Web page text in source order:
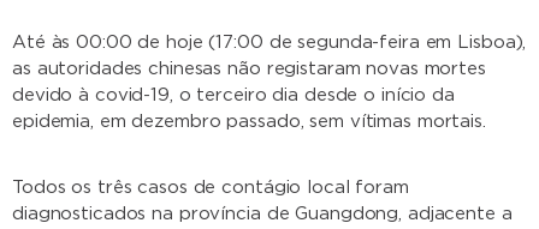
Até às 00:00 de hoje (17:00 de segunda-feira em Lisboa),
as autoridades chinesas não registaram novas mortes
devido à covid-19, o terceiro dia desde o início da
epidemia, em dezembro passado, sem vítimas mortais.
Todos os três casos de contágio local foram
diagnosticados na província de Guangdong, adjacente a